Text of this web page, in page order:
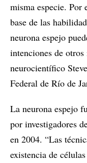
misma especie. Por
base de las
neurona espejo
intenciones de
neurocientífico
Federal de Río de
La neurona espejo
por investigadores
en 2004. “Las
existencia de